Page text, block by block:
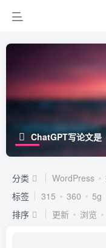
ChatGPT写论文是
分类 WordPress
标签
315 360 5g
排序
更新 浏览